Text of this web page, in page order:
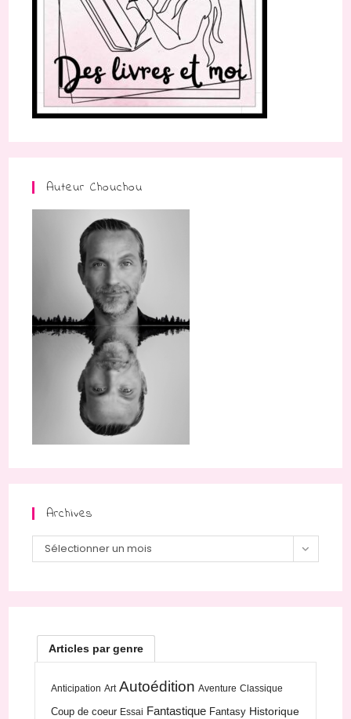
Auteur Chouchou
Archives
Archives
Sélectionner un mois
Articles par genre
Anticipation Art Autoédition Aventure Classique
Coup de coeur Essai Fantastique Fantasy Historique